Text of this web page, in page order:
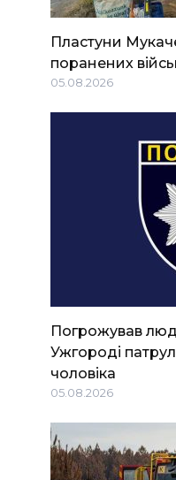
Пластуни
поранених
05.08.2026
Погрожував
Ужгороді
чоловіка
05.08.2026